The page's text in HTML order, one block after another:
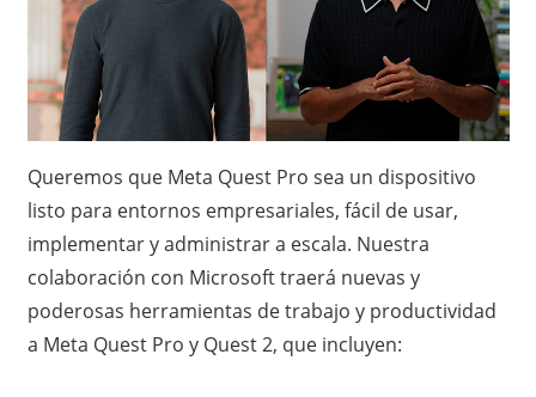
Queremos que Meta Quest Pro sea un dispositivo
listo para entornos empresariales, fácil de usar,
implementar y administrar a escala. Nuestra
colaboración con Microsoft traerá nuevas y
poderosas herramientas de trabajo y productividad
a Meta Quest Pro y Quest 2, que incluyen: